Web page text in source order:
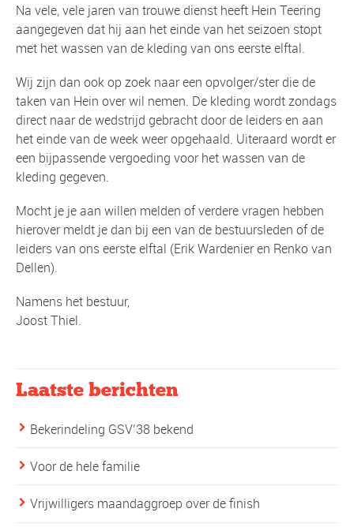
Na vele, vele jaren van trouwe dienst heeft Hein Teering
aangegeven dat hij aan het einde van het seizoen stopt
met het wassen van de kleding van ons eerste elftal.
Wij zijn dan ook op zoek naar een opvolger/ster die de
taken van Hein over wil nemen. De kleding wordt zondags
direct naar de wedstrijd gebracht door de leiders en aan
het einde van de week weer opgehaald. Uiteraard wordt er
een bijpassende vergoeding voor het wassen van de
kleding gegeven.
Mocht je je aan willen melden of verdere vragen hebben
hierover meldt je dan bij een van de bestuursleden of de
leiders van ons eerste elftal (Erik Wardenier en Renko van
Dellen).
Namens het bestuur,
Joost Thiel.
Laatste berichten
Bekerindeling GSV’38 bekend
Voor de hele familie
Vrijwilligers maandaggroep over de finish